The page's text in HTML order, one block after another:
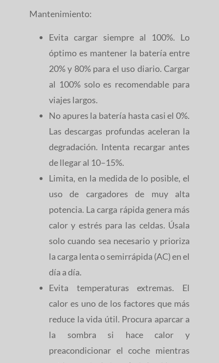
Mantenimiento:
Evita cargar siempre al 100%. Lo
óptimo es mantener la batería entre
20% y 80% para el uso diario. Cargar
al 100% solo es recomendable para
viajes largos.
No apures la batería hasta casi el 0%.
Las descargas profundas aceleran la
degradación. Intenta recargar antes
de llegar al 10–15%.
Limita, en la medida de lo posible, el
uso de cargadores de muy alta
potencia. La carga rápida genera más
calor y estrés para las celdas. Úsala
solo cuando sea necesario y prioriza
la carga lenta o semirrápida (AC) en el
día a día.
Evita temperaturas extremas. El
calor es uno de los factores que más
reduce la vida útil. Procura aparcar a
la sombra si hace calor y
preacondicionar el coche mientras